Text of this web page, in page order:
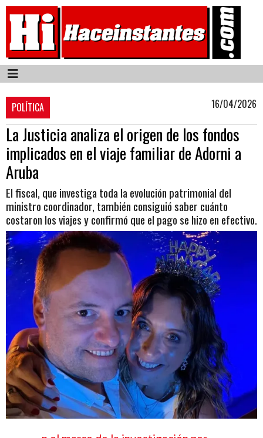
POLÍTICA 16/04/2026
La Justicia analiza el origen de los fondos
implicados en el viaje familiar de Adorni a
Aruba
El fiscal, que investiga toda la evolución patrimonial del
ministro coordinador, también consiguió saber cuánto
costaron los viajes y confirmó que el pago se hizo en efectivo.